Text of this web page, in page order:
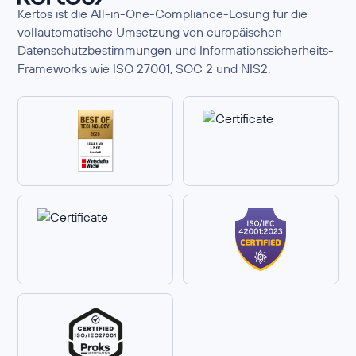
Kertos ist die All-in-One-Compliance-Lösung für die
vollautomatische Umsetzung von europäischen
Datenschutzbestimmungen und Informationssicherheits-
Frameworks wie ISO 27001, SOC 2 und NIS2.